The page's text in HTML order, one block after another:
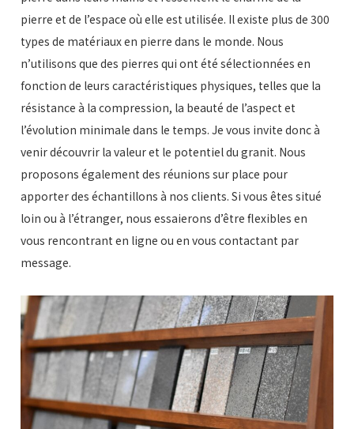
pierre et de l’espace où elle est utilisée. Il existe plus de 300
types de matériaux en pierre dans le monde. Nous
n’utilisons que des pierres qui ont été sélectionnées en
fonction de leurs caractéristiques physiques, telles que la
résistance à la compression, la beauté de l’aspect et
l’évolution minimale dans le temps. Je vous invite donc à
venir découvrir la valeur et le potentiel du granit. Nous
proposons également des réunions sur place pour
apporter des échantillons à nos clients. Si vous êtes situé
loin ou à l’étranger, nous essaierons d’être flexibles en
vous rencontrant en ligne ou en vous contactant par
message.